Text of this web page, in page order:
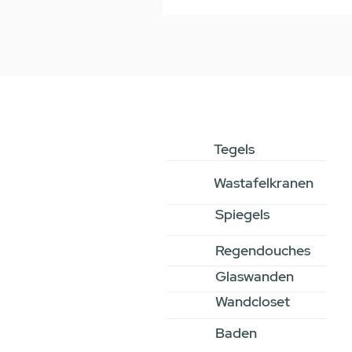
Tegels
Wastafelkranen
Spiegels
Regendouches
Glaswanden
Wandcloset
Baden